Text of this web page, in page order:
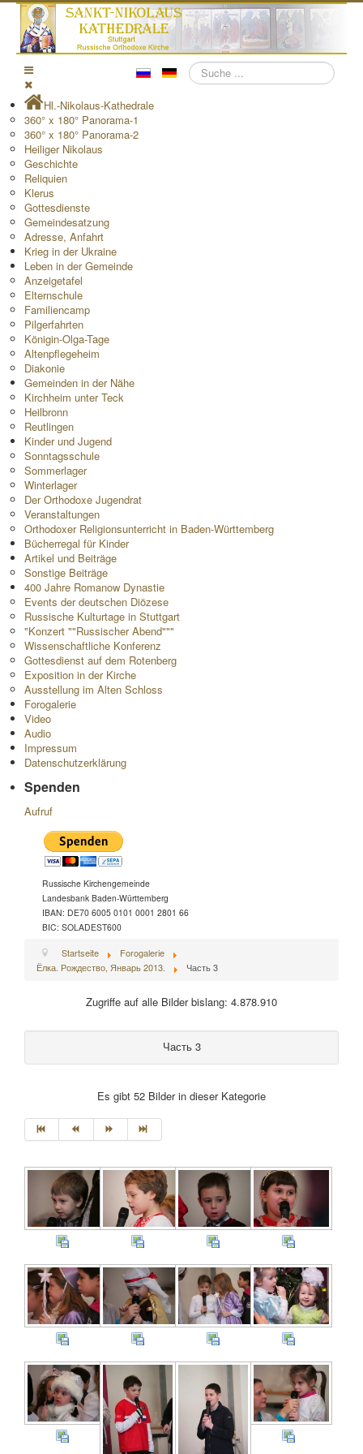
Suchen
Hl.-Nikolaus-Kathedrale
360° x 180° Panorama-1
360° x 180° Panorama-2
Heiliger Nikolaus
Geschichte
Reliquien
Klerus
Gottesdienste
Gemeindesatzung
Adresse, Anfahrt
Krieg in der Ukraine
Leben in der Gemeinde
Anzeigetafel
Elternschule
Familiencamp
Pilgerfahrten
Königin-Olga-Tage
Altenpflegeheim
Diakonie
Gemeinden in der Nähe
Kirchheim unter Teck
Heilbronn
Reutlingen
Kinder und Jugend
Sonntagsschule
Sommerlager
Winterlager
Der Orthodoxe Jugendrat
Veranstaltungen
Orthodoxer Religionsunterricht in Baden-Württemberg
Bücherregal für Kinder
Artikel und Beiträge
Sonstige Beiträge
400 Jahre Romanow Dynastie
Events der deutschen Diözese
Russische Kulturtage in Stuttgart
"Konzert ""Russischer Abend"""
Wissenschaftliche Konferenz
Gottesdienst auf dem Rotenberg
Exposition in der Kirche
Ausstellung im Alten Schloss
Forogalerie
Video
Audio
Impressum
Datenschutzerklärung
Spenden
Aufruf
Russische Kirchengemeinde
Landesbank Baden-Württemberg
IBAN: DE70 6005 0101 0001 2801 66
BIC: SOLADEST600
Startseite
Forogalerie
Ёлка. Рождество, Январь 2013.
Часть 3
Zugriffe auf alle Bilder bislang: 4.878.910
Часть 3
Es gibt 52 Bilder in dieser Kategorie